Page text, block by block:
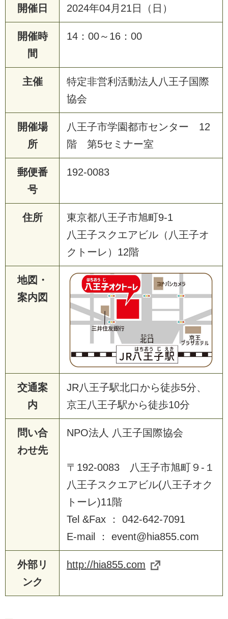
開催日 2024年04月21日（日）
開催時
間
14：00～16：00
主催
特定非営利活動法人八王子国際
協会
開催場
所
八王子市学園都市センター 12
階 第5セミナー室
郵便番
号
192-0083
住所
東京都八王子市旭町9-1
八王子スクエアビル（八王子オ
クトーレ）12階
地図・
案内図
交通案
内
JR八王子駅北口から徒歩5分、
京王八王子駅から徒歩10分
問い合
わせ先
NPO法人 八王子国際協会
〒192-0083 八王子市旭町９-１
八王子スクエアビル(八王子オク
トーレ)11階
Tel &Fax ： 042-642-7091
E-mail ： event@hia855.com
外部リ
ンク
http://hia855.com